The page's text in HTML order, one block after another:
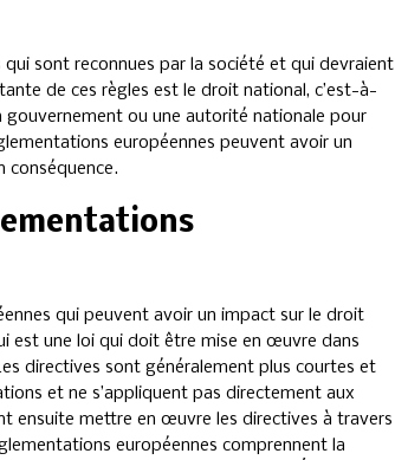
sont reconnues par la société et qui devraient
de ces règles est le droit national, c’est-à-
ou une autorité nationale pour
européennes peuvent avoir un
qui peuvent avoir un impact sur le droit
est une loi qui doit être mise en œuvre dans
directives sont généralement plus courtes et
et ne s’appliquent pas directement aux
ensuite mettre en œuvre les directives à travers
européennes comprennent la